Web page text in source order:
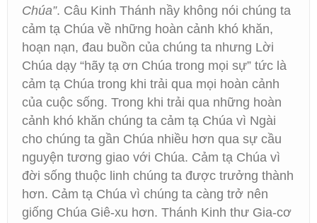
Chúa”. Câu Kinh Thánh nầy không nói chúng ta
cảm tạ Chúa về những hoàn cảnh khó khăn,
hoạn nạn, đau buồn của chúng ta nhưng Lời
Chúa dạy “hãy tạ ơn Chúa trong mọi sự” tức là
cảm tạ Chúa trong khi trải qua mọi hoàn cảnh
của cuộc sống. Trong khi trải qua những hoàn
cảnh khó khăn chúng ta cảm tạ Chúa vì Ngài
cho chúng ta gần Chúa nhiều hơn qua sự cầu
nguyện tương giao với Chúa. Cảm tạ Chúa vì
đời sống thuộc linh chúng ta được trưởng thành
hơn. Cảm tạ Chúa vì chúng ta càng trở nên
giống Chúa Giê-xu hơn. Thánh Kinh thư Gia-cơ